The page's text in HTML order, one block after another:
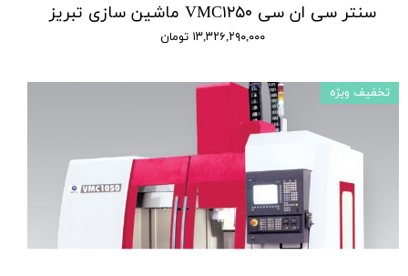
سنتر سی ان سی VMC۱۲۵۰ ماشین سازی تبریز
۱۳,۳۲۶,۲۹۰,۰۰۰ تومان
تخفیف ویژه